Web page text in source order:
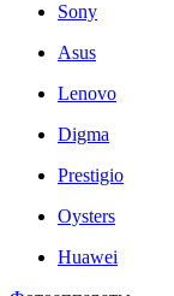
Sony
Asus
Lenovo
Digma
Prestigio
Oysters
Huawei